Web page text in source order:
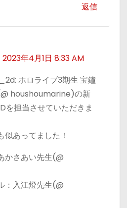
返信
2023年4月1日 8:33 AM
ホロライブ3期生 宝鐘
houshoumarine)の新
を担当させていただきま
似あってました！
かさあい先生(@
：入江燈先生(@